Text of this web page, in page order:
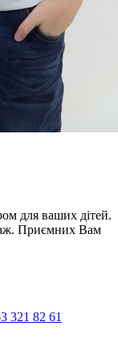
для ваших дітей.
Приємних Вам
321 82 61